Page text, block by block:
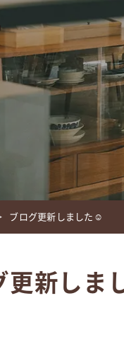
ブログ更新しました☺
更新しま